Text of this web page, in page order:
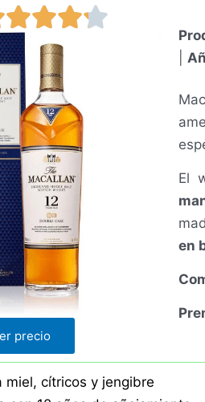

5
precio
El
en
miel, cítricos y jengibre